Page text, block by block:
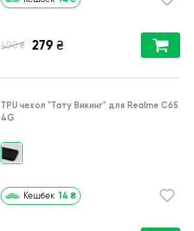
400 ₴ 279 ₴
TPU чехол "Тату Викинг" для Realme C65
4G
Кешбек 14 ₴